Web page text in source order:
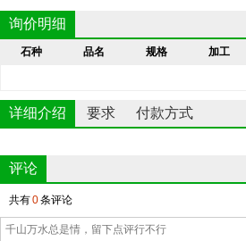
询价明细
石种 品名 规格 加工
详细介绍 要求 付款方式
评论
共有0条评论